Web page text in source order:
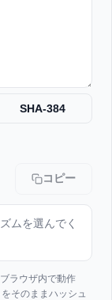
SHA-384
コピー
ムを選んでく
ラウザ内で動作
そのままハッシュ